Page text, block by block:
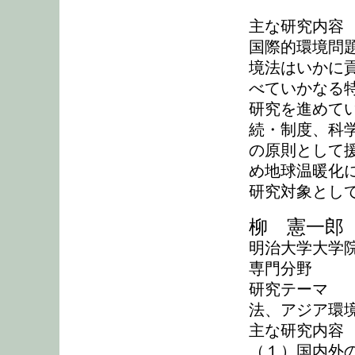
主な研究内容
国際的環境問
境法はいかに
べていかなる
研究を進めて
続・制度、科
の原則として
め地球温暖化
研究対象とし
柳 憲一郎
明治大学大学
専門分野 環
研究テーマ
法、アジア環
主な研究内容
（１）国内